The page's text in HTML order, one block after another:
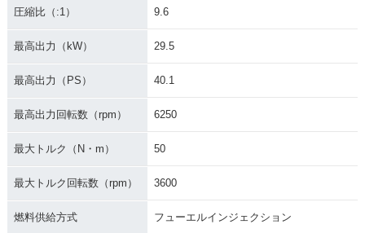
圧縮比（:1） 9.6
最高出力（kW） 29.5
最高出力（PS） 40.1
最高出力回転数（rpm） 6250
最大トルク（N・m） 50
最大トルク回転数（rpm） 3600
燃料供給方式 フューエルインジェクション